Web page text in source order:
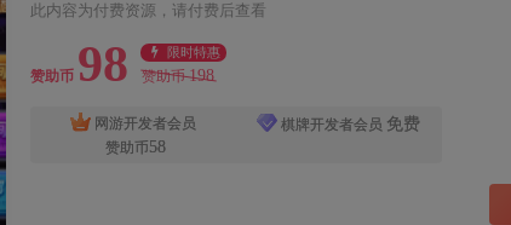
此内容为付费资源，请付费后查看
赞助币 98 限时特惠
赞助币 198
网游开发者会员
赞助币58
棋牌开发者会员 免费